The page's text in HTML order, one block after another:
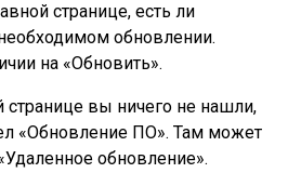
странице, есть ли
обновлении.
на «Обновить».
странице вы ничего не нашли,
«Обновление ПО». Там может
обновление».